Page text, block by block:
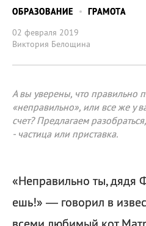
ОБРАЗОВАНИЕ
ГРАМОТА
02 февраля 2019
Виктория Белощина
А вы уверены, что правильно
«неправильно», или все же у
счет? Предлагаем
- частица или приставка.
«Неправильно ты, дядя
ешь!» — говорил в